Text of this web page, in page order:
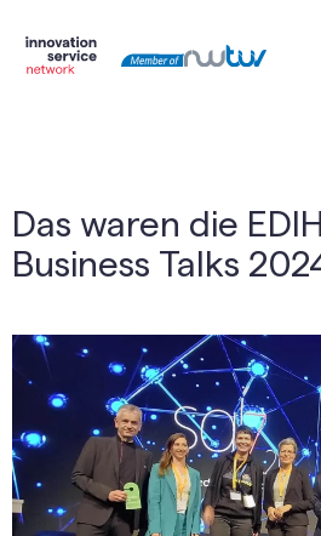
Das waren die
Business Talks